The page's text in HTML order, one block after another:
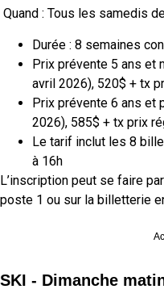
Quand : Tous les samedis
Durée : 8 semaines
Prix prévente 5 ans et
avril 2026), 520$ + tx
Prix prévente 6 ans et
2026), 585$ + tx prix
Le tarif inclut les 8
à 16h
L’inscription peut se faire
poste 1 ou sur la billetterie
SKI - Dimanche